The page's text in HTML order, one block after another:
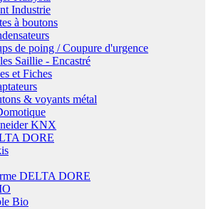
Industrie
à boutons
de poing / Coupure d'urgence
Saillie - Encastré
et Fiches
& voyants métal
KNX
DORE
DELTA DORE
Bio